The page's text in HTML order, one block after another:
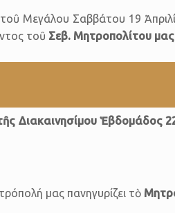
Μεγάλου Σαββάτου 19
τοῦ Σεβ. Μητροπολίτου
Διακαινησίμου Ἑβδομάδος
μας πανηγυρίζει τὸ